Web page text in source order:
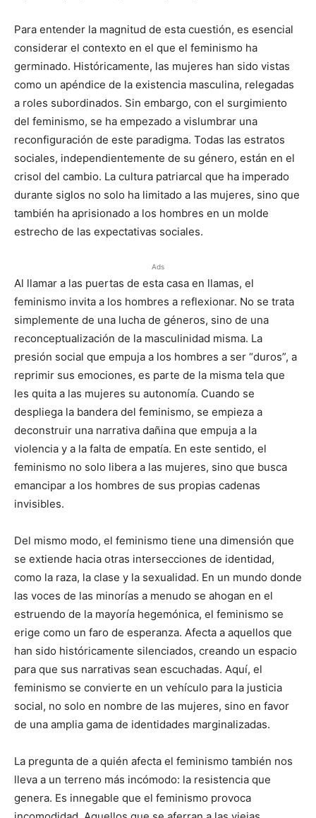
Para entender la magnitud de esta cuestión, es esencial
considerar el contexto en el que el feminismo ha
germinado. Históricamente, las mujeres han sido vistas
como un apéndice de la existencia masculina, relegadas
a roles subordinados. Sin embargo, con el surgimiento
del feminismo, se ha empezado a vislumbrar una
reconfiguración de este paradigma. Todas las estratos
sociales, independientemente de su género, están en el
crisol del cambio. La cultura patriarcal que ha imperado
durante siglos no solo ha limitado a las mujeres, sino que
también ha aprisionado a los hombres en un molde
estrecho de las expectativas sociales.
Ads
Al llamar a las puertas de esta casa en llamas, el
feminismo invita a los hombres a reflexionar. No se trata
simplemente de una lucha de géneros, sino de una
reconceptualización de la masculinidad misma. La
presión social que empuja a los hombres a ser “duros”, a
reprimir sus emociones, es parte de la misma tela que
les quita a las mujeres su autonomía. Cuando se
despliega la bandera del feminismo, se empieza a
deconstruir una narrativa dañina que empuja a la
violencia y a la falta de empatía. En este sentido, el
feminismo no solo libera a las mujeres, sino que busca
emancipar a los hombres de sus propias cadenas
invisibles.
Del mismo modo, el feminismo tiene una dimensión que
se extiende hacia otras intersecciones de identidad,
como la raza, la clase y la sexualidad. En un mundo donde
las voces de las minorías a menudo se ahogan en el
estruendo de la mayoría hegemónica, el feminismo se
erige como un faro de esperanza. Afecta a aquellos que
han sido históricamente silenciados, creando un espacio
para que sus narrativas sean escuchadas. Aquí, el
feminismo se convierte en un vehículo para la justicia
social, no solo en nombre de las mujeres, sino en favor
de una amplia gama de identidades marginalizadas.
La pregunta de a quién afecta el feminismo también nos
lleva a un terreno más incómodo: la resistencia que
genera. Es innegable que el feminismo provoca